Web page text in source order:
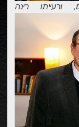
ורעייתו רינה